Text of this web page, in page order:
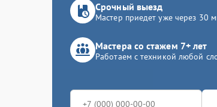
Срочный выезд
Мастер приедет уже через 30
Мастера со стажем 7+ лет
Работаем с техникой любой